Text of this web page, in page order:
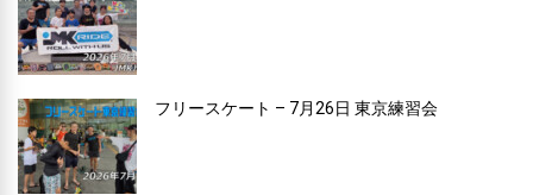
フリースケート – 7月26日 東京練習会